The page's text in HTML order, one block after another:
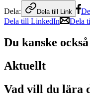
Dela: Dela till Link
Dela till LinkedIn
Dela
Du kanske
Aktuellt
Vad vill du lära